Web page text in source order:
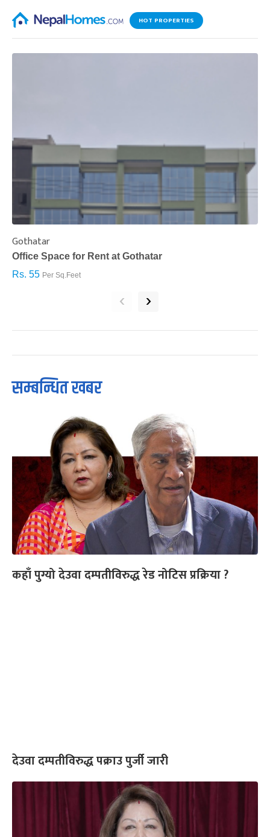
HOT PROPERTIES
Gothatar
Office Space for Rent at Gothatar
Rs. 55 Per Sq.Feet
‹ ›
सम्बन्धित खबर
कहाँ पुग्यो देउवा दम्पतीविरुद्ध रेड नोटिस प्रक्रिया ?
देउवा दम्पतीविरुद्ध पक्राउ पुर्जी जारी